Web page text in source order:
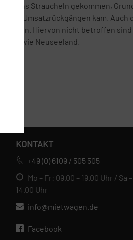
ins Straucheln gekommen,
Umsatzrückgängen kam. Auch
Hiervon nicht betroffen
sowie Neuseeland.
KONTAKT
+49 (0) 6109 / 505 505
Mo – Fr: 09.00 – 19.00 Uhr / Sa
14.00 Uhr
info@mietwagen.de
Facebook